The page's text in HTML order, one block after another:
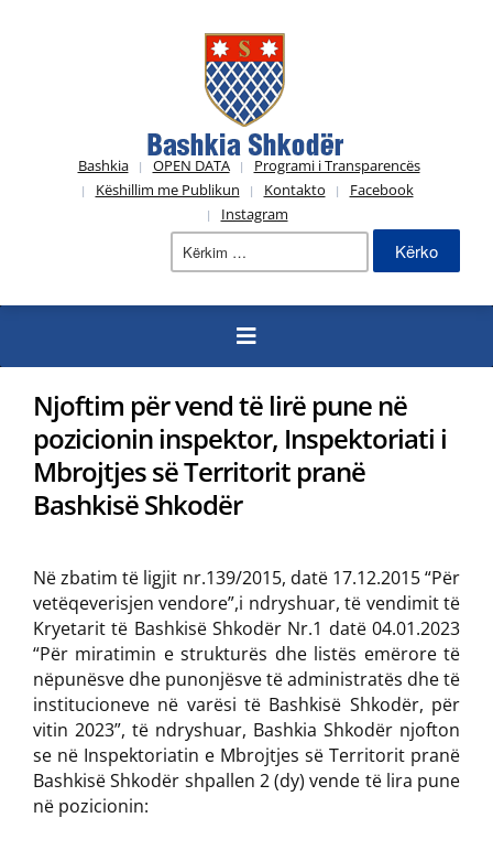
Bashkia OPEN DATA
Programi i Transparencës
Këshillim me Publikun
Kontakto
Facebook
Instagram
Kërko
Njoftim për vend të lirë pune në
pozicionin inspektor, Inspektoriati i
Mbrojtjes së Territorit pranë
Bashkisë Shkodër
Në zbatim të ligjit nr.139/2015, datë 17.12.2015 “Për
vetëqeverisjen vendore”,i ndryshuar, të vendimit të
Kryetarit të Bashkisë Shkodër Nr.1 datë 04.01.2023
“Për miratimin e strukturës dhe listës emërore të
nëpunësve dhe punonjësve të administratës dhe të
institucioneve në varësi të Bashkisë Shkodër, për
vitin 2023”, të ndryshuar, Bashkia Shkodër njofton
se në Inspektoriatin e Mbrojtjes së Territorit pranë
Bashkisë Shkodër shpallen 2 (dy) vende të lira pune
në pozicionin: